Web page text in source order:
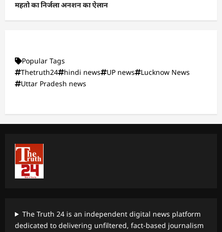
महतो का निर्जला अनशन का ऐलान
Popular Tags
Thetruth24
hindi news UP news
Lucknow News
Uttar Pradesh news
The Truth 24 is an independent digital news platform
dedicated to delivering unfiltered, fact-based journalism